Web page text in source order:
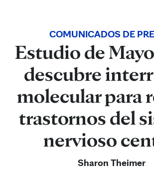
COMUNICADOS DE
Estudio de
descubre
molecular para
trastornos del
nervioso
Sharon Theimer